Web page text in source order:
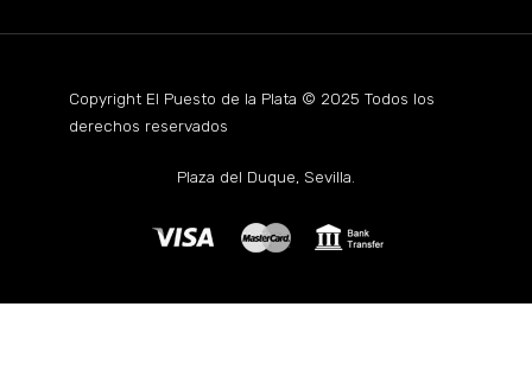
Copyright El Puesto de la Plata © 2025 Todos los
derechos reservados
Plaza del Duque, Sevilla.